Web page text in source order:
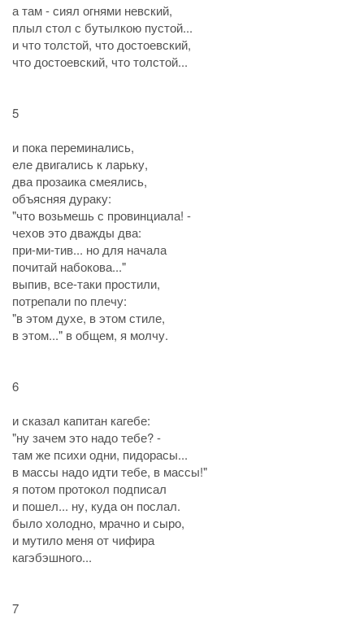
а там - сиял огнями невский,
плыл стол с бутылкою пустой...
и что толстой, что достоевский,
что достоевский, что толстой...
5
и пока переминались,
еле двигались к ларьку,
два прозаика смеялись,
объясняя дураку:
"что возьмешь с провинциала! -
чехов это дважды два:
при-ми-тив... но для начала
почитай набокова..."
выпив, все-таки простили,
потрепали по плечу:
"в этом духе, в этом стиле,
в этом..." в общем, я молчу.
6
и сказал капитан кагебе:
"ну зачем это надо тебе? -
там же психи одни, пидорасы...
в массы надо идти тебе, в массы!"
я потом протокол подписал
и пошел... ну, куда он послал.
было холодно, мрачно и сыро,
и мутило меня от чифира
кагэбэшного...
7